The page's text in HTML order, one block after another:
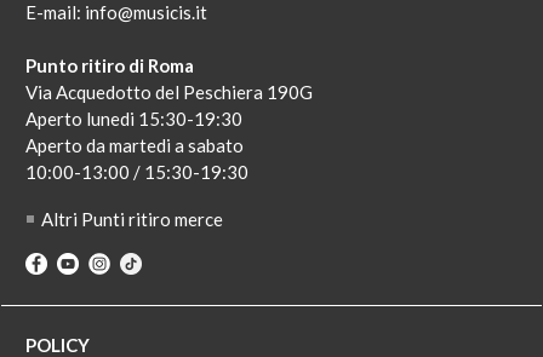
E-mail: info@musicis.it
Punto ritiro di Roma
Via Acquedotto del Peschiera 190G
Aperto lunedi 15:30-19:30
Aperto da martedi a sabato
10:00-13:00 / 15:30-19:30
Altri Punti ritiro merce
POLICY